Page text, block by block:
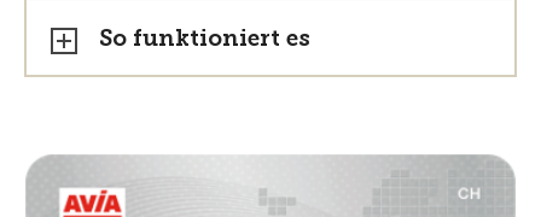
So funktioniert es